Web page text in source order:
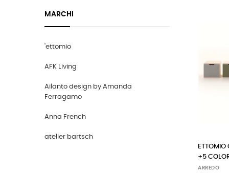
MARCHI
'ettomio
AFK Living
Ailanto design by Amanda
Ferragamo
Anna French
atelier bartsch
+5
ARREDO